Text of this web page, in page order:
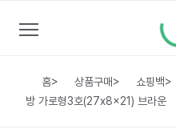
홈> 상품구매> 쇼핑백>
방 가로형3호(27x8x21) 브라운